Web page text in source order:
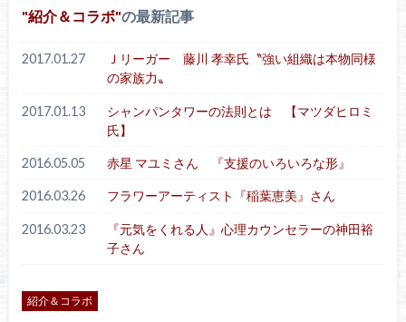
紹介＆コラボ の最新記事
2017.01.27
Ｊリーガー 藤川 孝幸氏〝強い組織は本物同様
の家族力〟
2017.01.13
シャンパンタワーの法則とは 【マツダヒロミ
氏】
2016.05.05 赤星 マユミさん 『支援のいろいろな形』
2016.03.26 フラワーアーティスト『稲葉恵美』さん
2016.03.23
『元気をくれる人』心理カウンセラーの神田裕
子さん
紹介＆コラボ